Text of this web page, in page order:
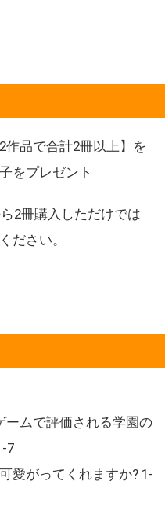
品で合計2冊以上】を
をプレゼント
2冊購入しただけでは
ださい。
ームで評価される学園の
7
愛がってくれますか? 1-